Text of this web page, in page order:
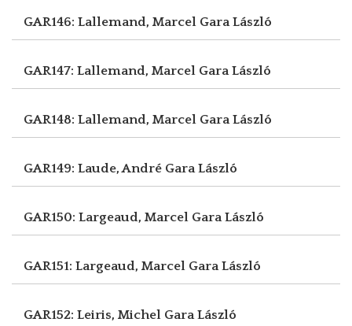
GAR146: Lallemand, Marcel Gara László
GAR147: Lallemand, Marcel Gara László
GAR148: Lallemand, Marcel Gara László
GAR149: Laude, André Gara László
GAR150: Largeaud, Marcel Gara László
GAR151: Largeaud, Marcel Gara László
GAR152: Leiris, Michel Gara László